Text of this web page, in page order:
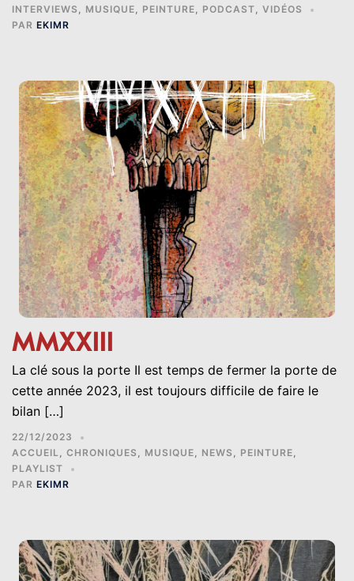
INTERVIEWS , MUSIQUE, PEINTURE, PODCAST, VIDÉOS
PAR EKIMR
MMXXIII
La clé sous la porte Il est temps de fermer la porte de
cette année 2023, il est toujours difficile de faire le
bilan […]
22/12/2023
ACCUEIL, CHRONIQUES , MUSIQUE, NEWS , PEINTURE,
PLAYLIST
PAR EKIMR